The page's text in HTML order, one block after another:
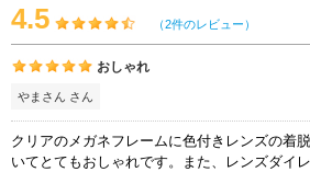
4.5 （2件のレビュー）
おしゃれ
やまさん さん
クリアのメガネフレームに色付きレンズの着
いてとてもおしゃれです。また、レンズダイ